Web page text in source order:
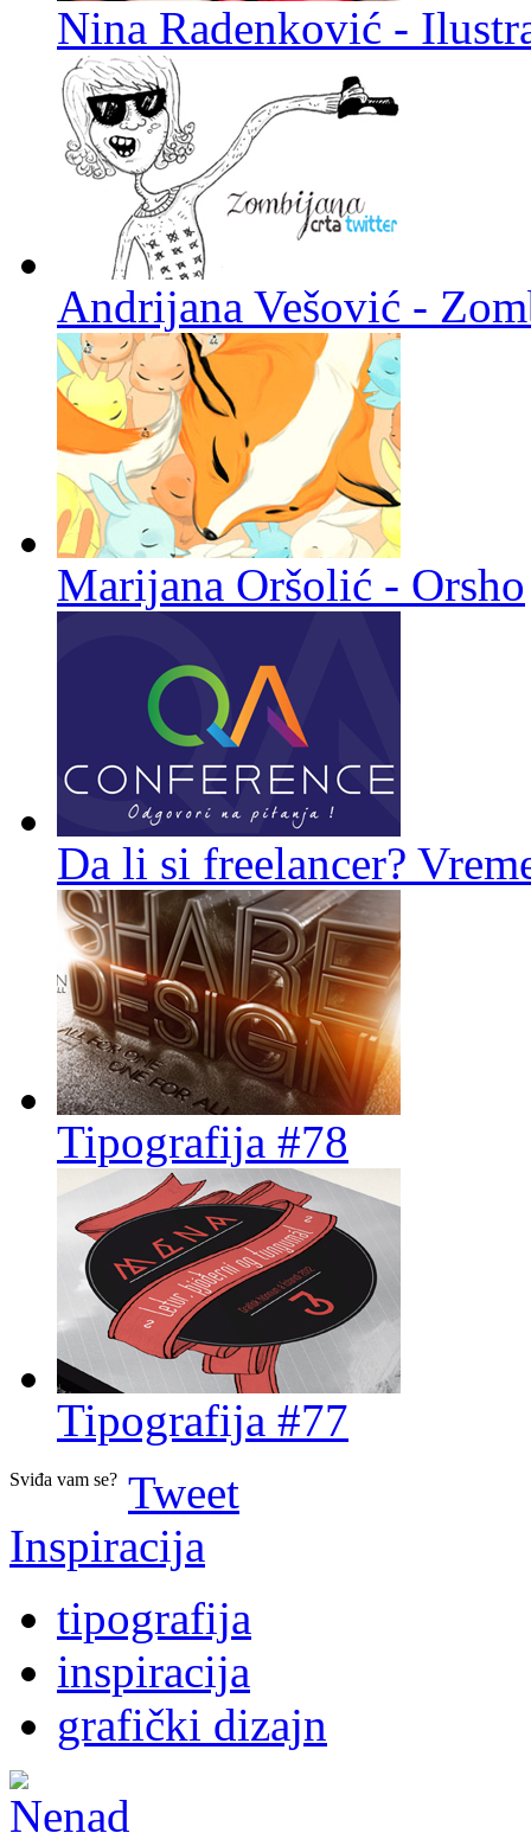
Nina Radenković -
Andrijana Vešović -
Marijana Oršolić - Orsho
Da li si freelancer?
Tipografija #78
Tipografija #77
Sviđa vam se? Tweet
Inspiracija
tipografija
inspiracija
grafički dizajn